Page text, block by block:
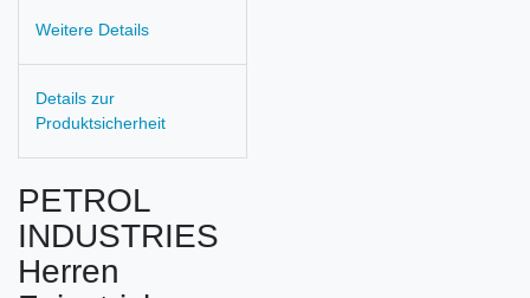
Weitere Details
Details zur
Produktsicherheit
PETROL
INDUSTRIES
Herren